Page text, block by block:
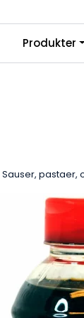
Ledige stillinger |
Produkter
Sauser, pastaer,